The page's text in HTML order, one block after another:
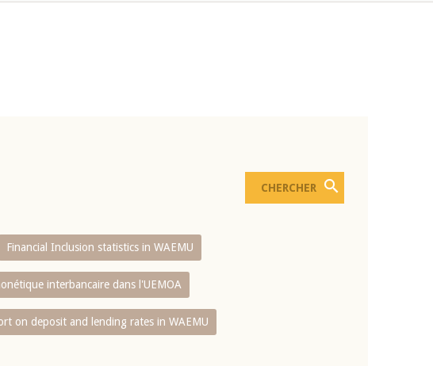
Financial Inclusion statistics in WAEMU
interbancaire dans l'UEMOA
on deposit and lending rates in WAEMU